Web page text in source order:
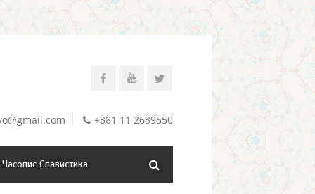
+381 11 2639550
Часопис Славистика